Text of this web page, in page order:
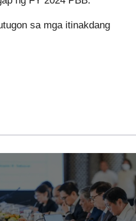
sa mga itinakdang